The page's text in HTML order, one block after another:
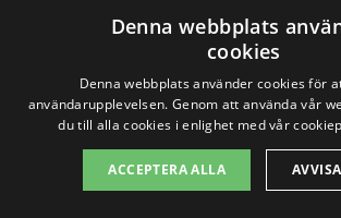
företag i ditt område!
Få 3 erbjudanden, gratis
förpliktelser
Denna webbplats
cookies
Denna webbplats använder cookies för
användarupplevelsen. Genom att använda vår
du till alla cookies i enlighet med vår
ACCEPTERA ALLA